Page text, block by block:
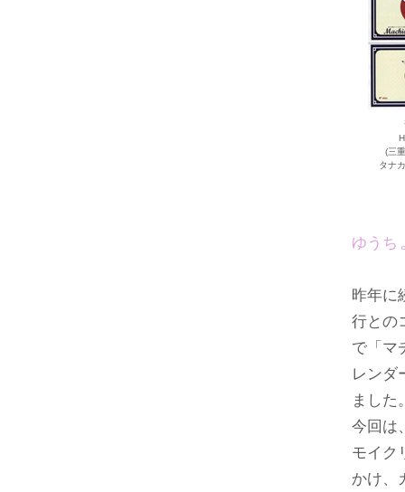
(三
タナ
ゆうち
昨年に
行との
で「マ
レンダ
ました
今回は
モイク
かけ、